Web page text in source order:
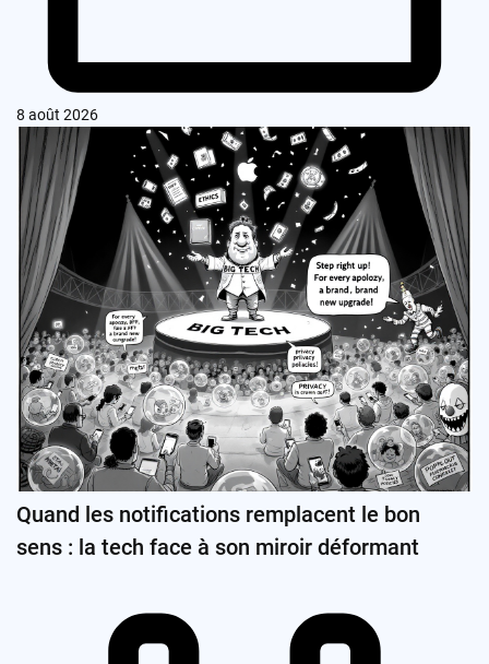
8 août 2026
Quand les notifications remplacent le bon
sens : la tech face à son miroir déformant